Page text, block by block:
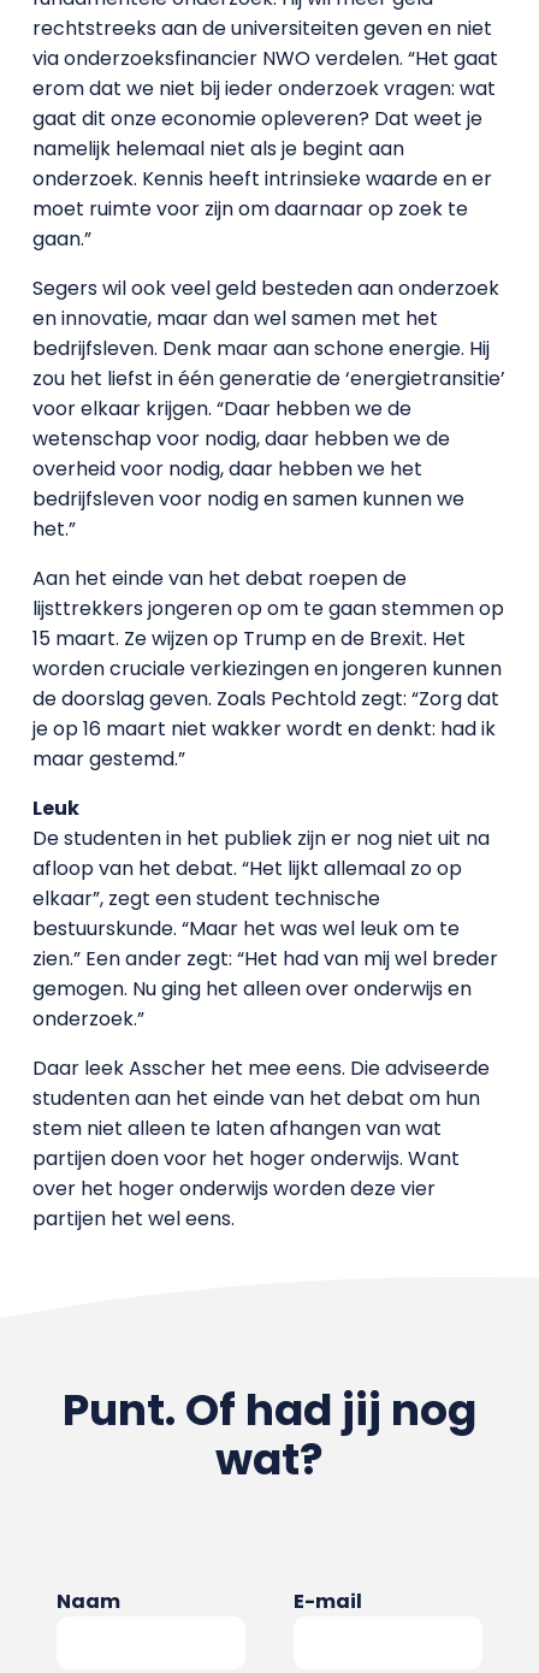
rechtstreeks aan de universiteiten geven en niet
via onderzoeksfinancier NWO verdelen. “Het gaat
erom dat we niet bij ieder onderzoek vragen: wat
gaat dit onze economie opleveren? Dat weet je
namelijk helemaal niet als je begint aan
onderzoek. Kennis heeft intrinsieke waarde en er
moet ruimte voor zijn om daarnaar op zoek te
gaan.”
Segers wil ook veel geld besteden aan onderzoek
en innovatie, maar dan wel samen met het
bedrijfsleven. Denk maar aan schone energie. Hij
zou het liefst in één generatie de ‘energietransitie’
voor elkaar krijgen. “Daar hebben we de
wetenschap voor nodig, daar hebben we de
overheid voor nodig, daar hebben we het
bedrijfsleven voor nodig en samen kunnen we
het.”
Aan het einde van het debat roepen de
lijsttrekkers jongeren op om te gaan stemmen op
15 maart. Ze wijzen op Trump en de Brexit. Het
worden cruciale verkiezingen en jongeren kunnen
de doorslag geven. Zoals Pechtold zegt: “Zorg dat
je op 16 maart niet wakker wordt en denkt: had ik
maar gestemd.”
Leuk
De studenten in het publiek zijn er nog niet uit na
afloop van het debat. “Het lijkt allemaal zo op
elkaar”, zegt een student technische
bestuurskunde. “Maar het was wel leuk om te
zien.” Een ander zegt: “Het had van mij wel breder
gemogen. Nu ging het alleen over onderwijs en
onderzoek.”
Daar leek Asscher het mee eens. Die adviseerde
studenten aan het einde van het debat om hun
stem niet alleen te laten afhangen van wat
partijen doen voor het hoger onderwijs. Want
over het hoger onderwijs worden deze vier
partijen het wel eens.
Punt. Of had jij nog
wat?
Naam E-mail